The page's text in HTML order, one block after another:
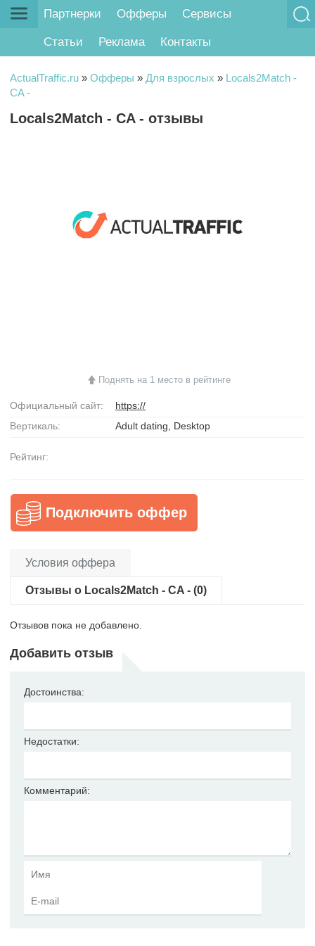
Партнерки Офферы Сервисы
Статьи Реклама Контакты
ActualTraffic.ru » Офферы » Для взрослых » Locals2Match -
CA -
Locals2Match - CA - отзывы
Поднять на 1 место в рейтинге
Официальный сайт:
https://
Вертикаль:
Adult dating, Desktop
Рейтинг:
Подключить оффер
Условия оффера
Отзывы о Locals2Match - CA - (0)
Отзывов пока не добавлено.
Добавить отзыв
Достоинства:
Недостатки:
Комментарий: